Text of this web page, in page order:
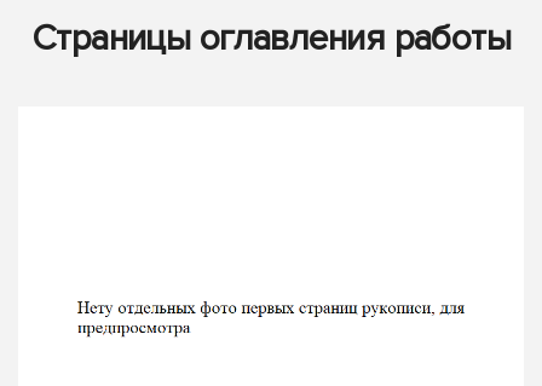
Страницы оглавления работы